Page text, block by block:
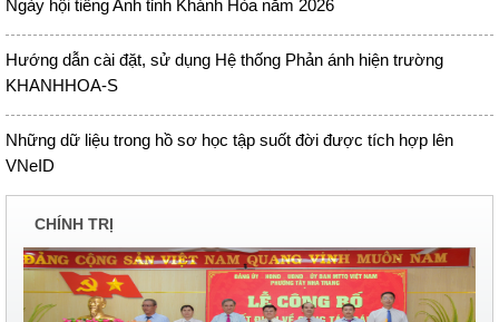
Ngày hội tiếng Anh tỉnh Khánh Hòa năm 2026
Hướng dẫn cài đặt, sử dụng Hệ thống Phản ánh hiện trường
KHANHHOA-S
Những dữ liệu trong hồ sơ học tập suốt đời được tích hợp lên
VNeID
CHÍNH TRỊ